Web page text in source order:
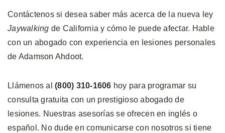
Contáctenos si desea saber más acerca de la nueva ley
Jaywalking de California y cómo le puede afectar. Hable
con un abogado con experiencia en lesiones personales
de Adamson Ahdoot.
Llámenos al (800) 310-1606 hoy para programar su
consulta gratuita con un prestigioso abogado de
lesiones. Nuestras asesorías se ofrecen en inglés o
español. No dude en comunicarse con nosotros si tiene